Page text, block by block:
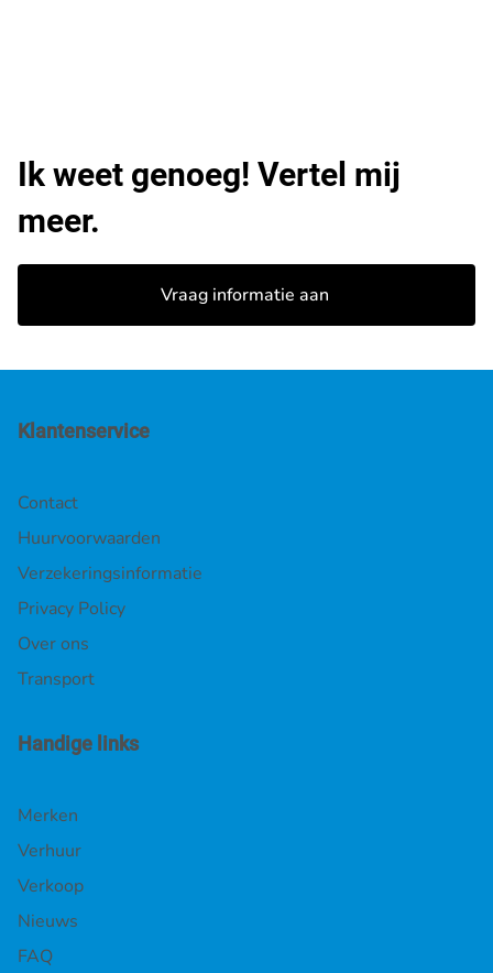
Ik weet genoeg! Vertel mij
meer.
Vraag informatie aan
Klantenservice
Contact
Huurvoorwaarden
Verzekeringsinformatie
Privacy Policy
Over ons
Transport
Handige links
Merken
Verhuur
Verkoop
Nieuws
FAQ